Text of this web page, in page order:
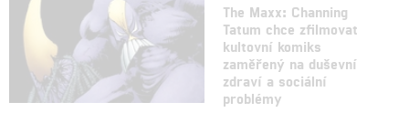
The Maxx: Channing
Tatum chce zfilmovat
kultovní komiks
zaměřený na duševní
zdraví a sociální
problémy